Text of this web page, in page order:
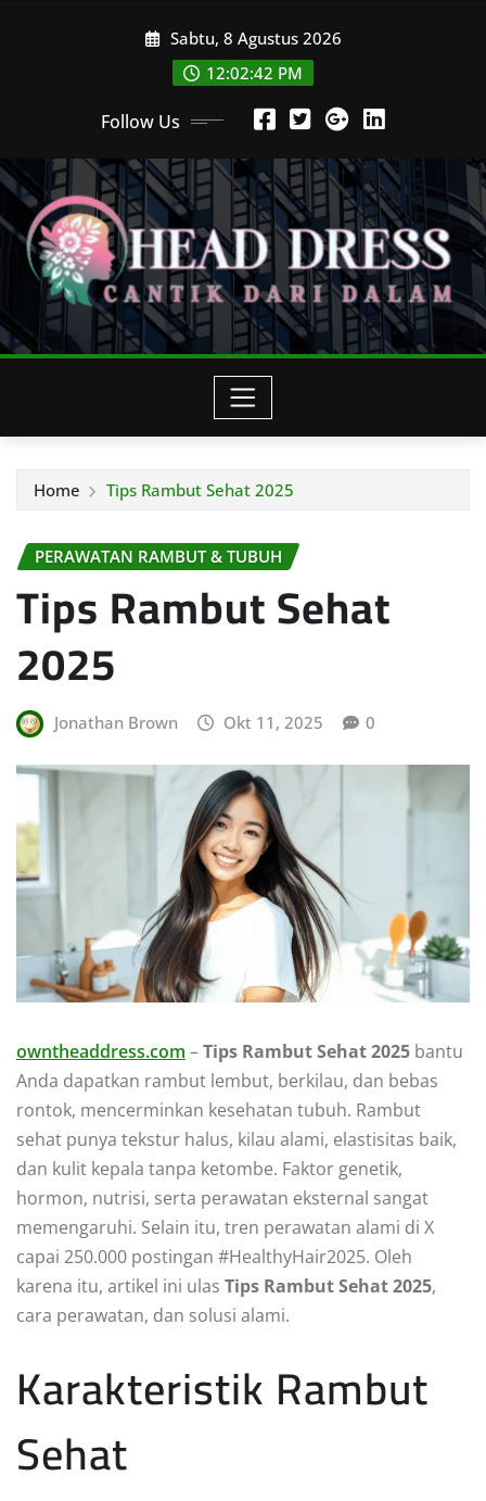
Sabtu, 8 Agustus 2026
12:02:44 PM
Follow Us
Home Tips Rambut Sehat 2025
PERAWATAN RAMBUT & TUBUH
Tips Rambut Sehat
2025
Jonathan Brown Okt 11, 2025 0
owntheaddress.com –Tips Rambut Sehat 2025 bantu
Anda dapatkan rambut lembut, berkilau, dan bebas
rontok, mencerminkan kesehatan tubuh. Rambut
sehat punya tekstur halus, kilau alami, elastisitas baik,
dan kulit kepala tanpa ketombe. Faktor genetik,
hormon, nutrisi, serta perawatan eksternal sangat
memengaruhi. Selain itu, tren perawatan alami di X
capai 250.000 postingan #HealthyHair2025. Oleh
karena itu, artikel ini ulas Tips Rambut Sehat 2025,
cara perawatan, dan solusi alami.
Karakteristik Rambut
Sehat